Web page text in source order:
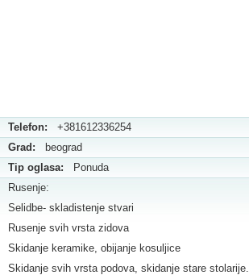
Telefon: +381612336254
Grad: beograd
Tip oglasa: Ponuda
Rusenje:
Selidbe- skladistenje stvari
Rusenje svih vrsta zidova
Skidanje keramike, obijanje kosuljice
Skidanje svih vrsta podova, skidanje stare stolarije.